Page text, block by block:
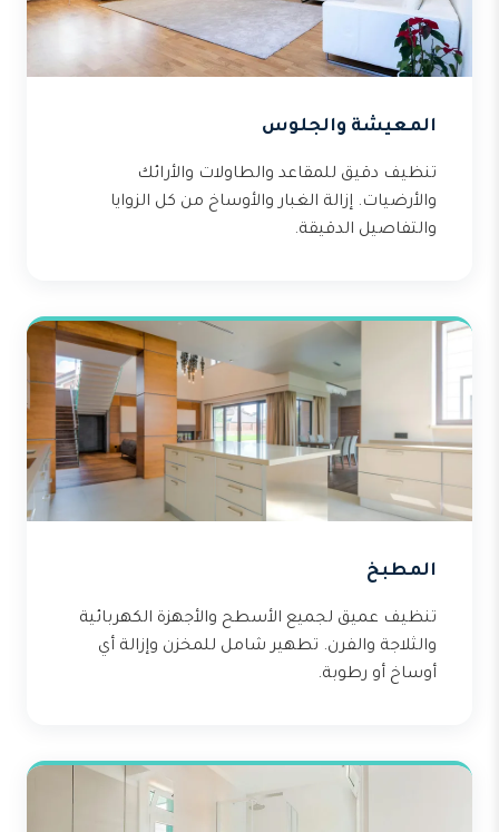
المعيشة والجلوس
تنظيف دقيق للمقاعد والطاولات والأرائك
والأرضيات. إزالة الغبار والأوساخ من كل الزوايا
والتفاصيل الدقيقة.
المطبخ
تنظيف عميق لجميع الأسطح والأجهزة الكهربائية
والثلاجة والفرن. تطهير شامل للمخزن وإزالة أي
أوساخ أو رطوبة.